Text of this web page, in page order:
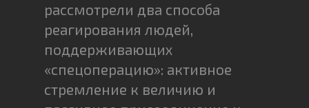
рассмотрели два способа
реагирования людей,
поддерживающих
«спецоперацию»: активное
стремление к величию и